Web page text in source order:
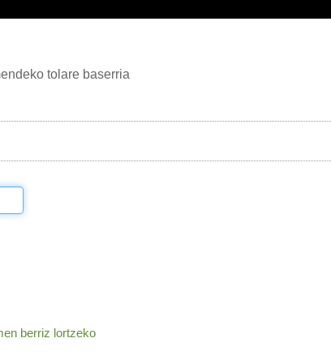
tolare baserria
berriz lortzeko